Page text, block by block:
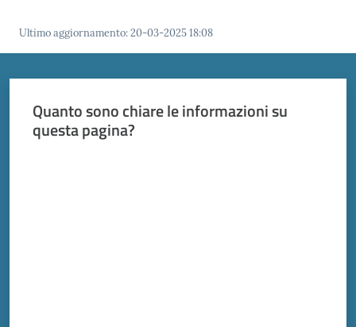
Servizi
Vivere
Modena
Ultimo aggiornamento:20-03-2025 18:08
Quanto sono chiare le informazioni su
questa pagina?